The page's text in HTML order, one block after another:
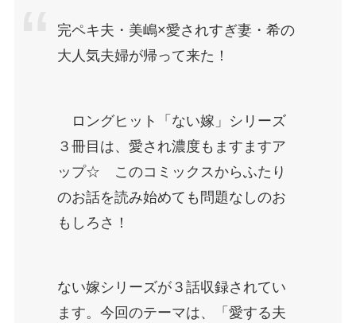
完ペキ夫・美嶋×愛されすぎ妻・希の
大人気夫婦が帰って来た！
ロングヒット「ない嫁」シリーズ
３冊目は、愛され濃度もますますア
ップ☆ このコミックスからふたり
のお話を読み始めても問題なしのお
もしろさ！
ない嫁シリーズが３話収録されてい
ます。今回のテーマは、「愛する夫